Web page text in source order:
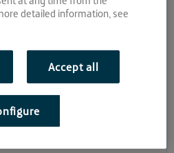
detailed information, see
Accept all